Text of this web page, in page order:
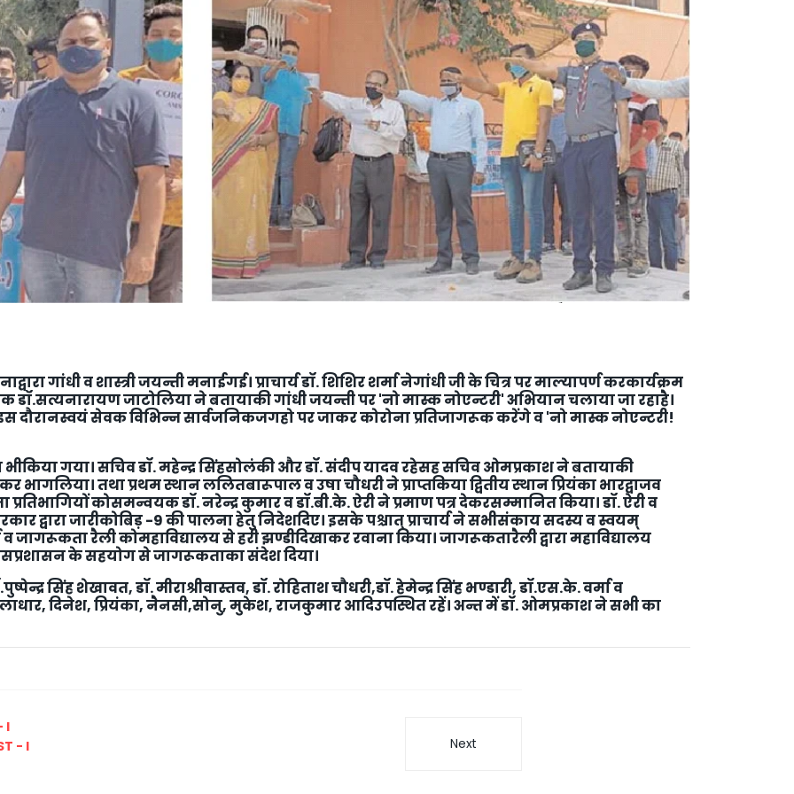
I
- I
गांधी व शास्त्री जयन्ती मनाईगई। प्राचार्य डॉ. शिशिर शर्मा नेगांधी जी के चित्र पर माल्यापर्ण करकार्यक्रम
जाटोलिया ने बतायाकी गांधी जयन्ती पर 'नो मास्क नोएन्टरी' अभियान चलाया जा रहाहै।
दौरानस्वयं सेवक विभिन्न सार्वजनिकजगहो पर जाकर कोरोना प्रतिजागरूक करेंगे व 'नो मास्क नोएन्टरी!
गया। सचिव डॉ. महेन्द्र सिंहसोलंकी और डॉ. संदीप यादव रहेसह सचिव ओमप्रकाश ने बतायाकी
तथा प्रथम स्थान ललितबारूपाल व उषा चौधरी ने प्राप्तकिया द्वितीय स्थान प्रियंका भारद्वाजव
प्रतिभागियों कोसमन्वयक डॉ. नरेन्द्र कुमार व डॉ.बी.के. ऐरी ने प्रमाण पत्र देकरसम्मानित किया। डॉ. ऐरी व
द्वारा जारीकोबिड़ -9 की पालना हेतु निदेशदिए। इसके पश्चात्‌ प्राचार्य ने सभीसंकाय सदस्य व स्वयम्‌
रैली कोमहाविद्यालय से हरी झण्डीदिखाकर रवाना किया। जागरूकतारैली द्वारा महाविद्यालय
के सहयोग से जागरूकताका संदेश दिया।
सिंह शेखावत, डॉ. मीराश्रीवास्तव, डॉ. रोहिताश चौधरी,डॉ. हेमेन्द्र सिंह भण्डारी, डॉ.एस.के. वर्मा व
दिनेश, प्रियंका, नैनसी,सोनु, मुकेश, राजकुमार आदिउपस्थित रहें। अन्त में डॉ. ओमप्रकाश ने सभी का
Next